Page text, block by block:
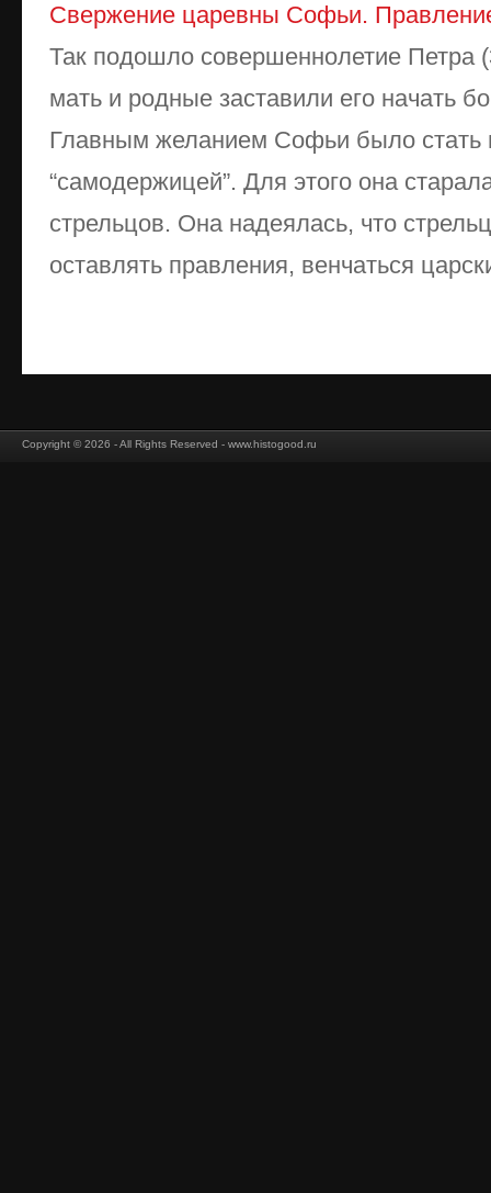
Свержение царевны Софьи.
Так подошло совершеннолетие Петра
мать и родные заставили его начать
Главным желанием Софьи было стать
“самодержицей”. Для этого она
стрельцов. Она надеялась, что
оставлять правления, венчаться
Copyright © 2026 - All Rights Reserved - www.histogood.ru